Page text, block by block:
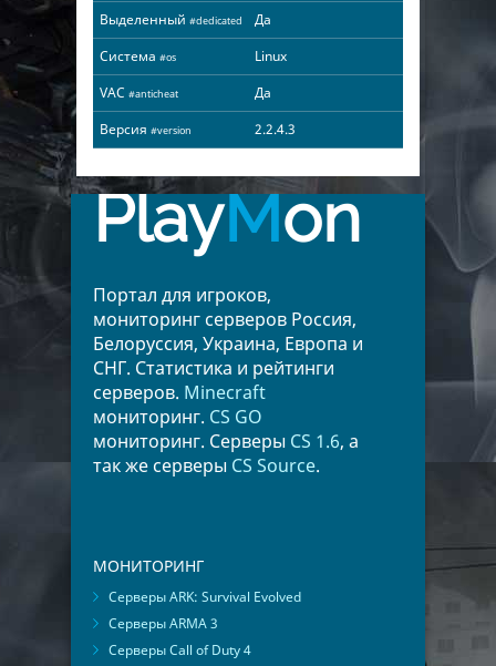
Выделенный #dedicated
Да
Система #os
Linux
VAC #anticheat
Да
Версия #version 2.2.4.3
PlayMon
Портал для игроков,
мониторинг серверов Россия,
Белоруссия, Украина, Европа и
СНГ. Статистика и рейтинги
серверов. Minecraft
мониторинг. CS GO
мониторинг. Серверы CS 1.6, а
так же серверы CS Source.
МОНИТОРИНГ
Серверы ARK: Survival Evolved
Серверы ARMA 3
Серверы Call of Duty 4